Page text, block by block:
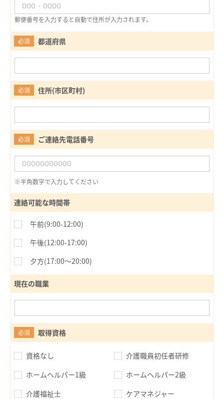
郵便番号を入力すると自動で住所が入力されます。
必須 都道府県
必須 住所(市区町村)
必須 ご連絡先電話番号
※半角数字で入力してください
連絡可能な時間帯
午前(9:00-12:00)
午後(12:00-17:00)
夕方(17:00〜20:00)
現在の職業
必須 取得資格
資格なし
介護職員初任者研修
ホームヘルパー1級
ホームヘルパー2級
介護福祉士
ケアマネジャー